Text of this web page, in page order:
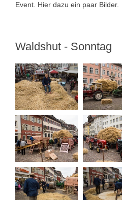
Event. Hier dazu ein paar Bilder.
Waldshut - Sonntag